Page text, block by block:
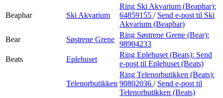
Beaphar Ski Akvarium
Ring Ski Akvarium (Beaphar):
64859155 / Send e-post til Ski
Akvarium (Beaphar)
Bear
Søstrene Grene
Ring Søstrene Grene (Bear):
98904233
Beats
Eplehuset
Ring Eplehuset (Beats): Send
e-post til Eplehuset (Beats)
Telenorbutikken
Ring Telenorbutikken (Beats):
90802036 / Send e-post til
Telenorbutikken (Beats)